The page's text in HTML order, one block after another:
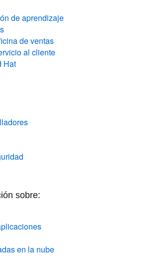
de aprendizaje
de ventas
al cliente
Hat
sobre:
en la nube